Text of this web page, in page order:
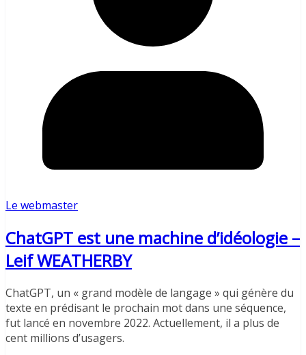
Le webmaster
ChatGPT est une machine d’idéologie –
Leif WEATHERBY
ChatGPT, un « grand modèle de langage » qui génère du
texte en prédisant le prochain mot dans une séquence,
fut lancé en novembre 2022. Actuellement, il a plus de
cent millions d’usagers.